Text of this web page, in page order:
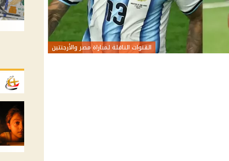
القنوات الناقلة لمباراة مصر والأرجنتين